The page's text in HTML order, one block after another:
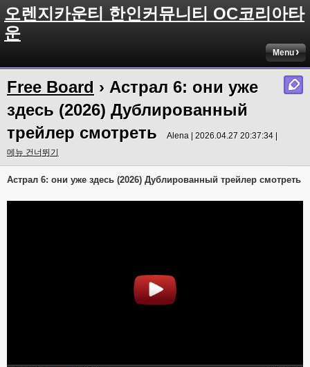
오렌지카운티 한인커뮤니티 OC코리아타
운
Menu
Free Board › Астрал 6: они уже
здесь (2026) Дублированный
трейлер смотреть
Alena | 2026.04.27 20:37:34 |
메뉴 건너뛰기
Астрал 6: они уже здесь (2026) Дублированный трейлер смотреть